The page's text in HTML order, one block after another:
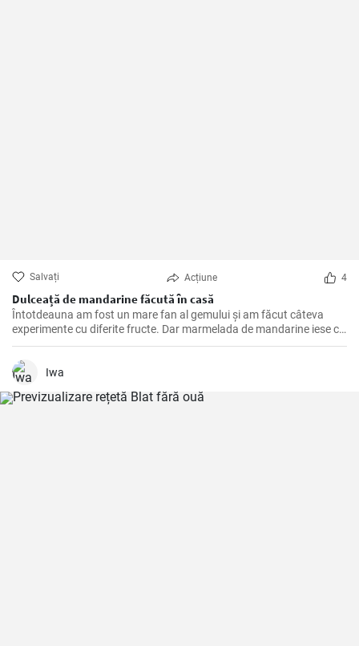
Salvați Acțiune 4
Dulceață de mandarine făcută în casă
Întotdeauna am fost un mare fan al gemului și am făcut câteva
experimente cu diferite fructe. Dar marmelada de mandarine iese cu
adevărat în evidență. Are acea aromă luminoasă, de citrice, care
iese în evidență în orice fel de pâine prăjită, patiserie sau iaurt în care
o adăugați. Cu această rețetă, v-ați putea bucura de prospețimea
Iwa